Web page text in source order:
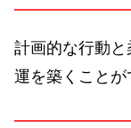
計画的な行動
運を築くことが